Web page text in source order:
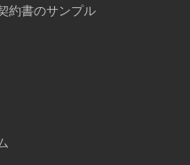
約書のサンプル